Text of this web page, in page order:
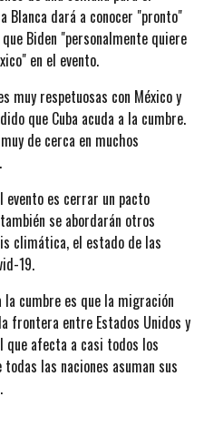
Blanca dará a conocer "pronto"
Biden "personalmente quiere
en el evento.
muy respetuosas con México y
que Cuba acuda a la cumbre.
de cerca en muchos
evento es cerrar un pacto
se abordarán otros
climática, el estado de las
19.
la cumbre es que la migración
frontera entre Estados Unidos y
que afecta a casi todos los
las naciones asuman sus